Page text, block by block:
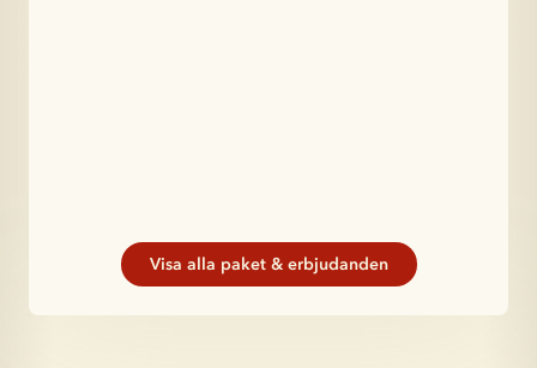
Visa alla paket & erbjudanden